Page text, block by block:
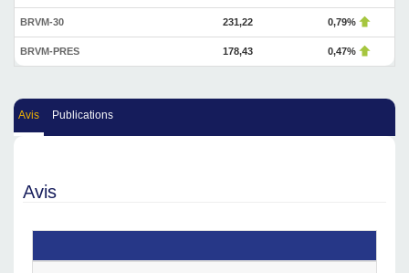
BRVM-30 231,22 0,79%
BRVM-PRES 178,43 0,47%
Avis Publications
Avis